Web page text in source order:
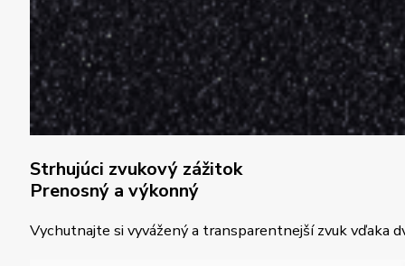
Strhujúci zvukový zážitok
Prenosný a výkonný
Vychutnajte si vyvážený a transparentnejší zvuk vďaka